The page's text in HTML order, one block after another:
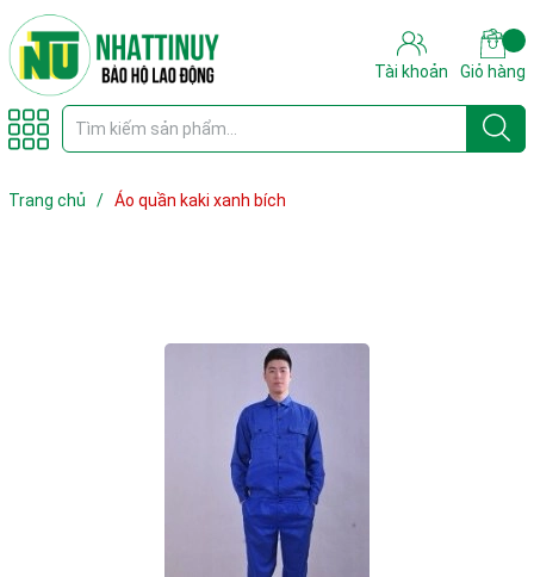
Tài khoản Giỏ hàng
Trang chủ / Áo quần kaki xanh bích